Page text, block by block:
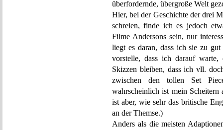
überfordernde, übergroße Welt
Hier, bei der Geschichte der drei
schreien, finde ich es jedoch
Filme Andersons sein, nur
liegt es daran, dass ich sie zu
vorstelle, dass ich darauf warte,
Skizzen bleiben, dass ich vll.
zwischen den tollen Set
wahrscheinlich ist mein Scheitern
ist aber, wie sehr das britische
an der Themse.)
Anders als die meisten